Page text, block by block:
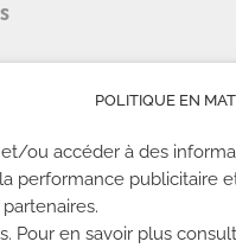
: 09h30 à 22h00
POLITIQUE EN
ou accéder à des
performance publicitaire
Pour en savoir plus